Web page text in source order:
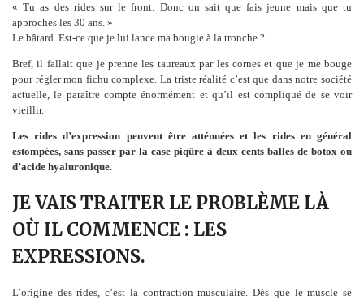
« Tu as des rides sur le front. Donc on sait que fais jeune mais que tu
approches les 30 ans. »
Le bâtard. Est-ce que je lui lance ma bougie à la tronche ?
Bref, il fallait que je prenne les taureaux par les cornes et que je me bouge
pour régler mon fichu complexe. La triste réalité c’est que dans notre société
actuelle, le paraître compte énormément et qu’il est compliqué de se voir
vieillir.
Les rides d’expression peuvent être atténuées et les rides en général
estompées, sans passer par la case piqûre à deux cents balles de botox ou
d’acide hyaluronique.
JE VAIS TRAITER LE PROBLÈME LÀ
OÙ IL COMMENCE : LES
EXPRESSIONS.
L’origine des rides, c’est la contraction musculaire. Dès que le muscle se